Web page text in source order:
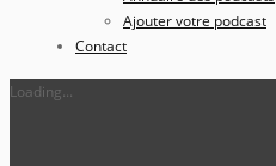
Ajouter votre podcast
Contact
Loading...